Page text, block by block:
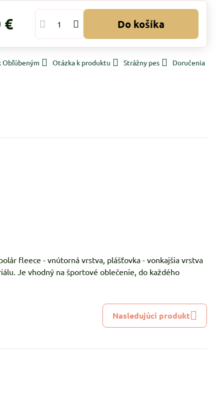
€ Do košíka
Obľúbeným Otázka k produktu Strážny pes Doručenia
fleece - vnútorná vrstva, plášťovka - vonkajšia vrstva
Je vhodný na športové oblečenie, do každého
Nasledujúci produkt